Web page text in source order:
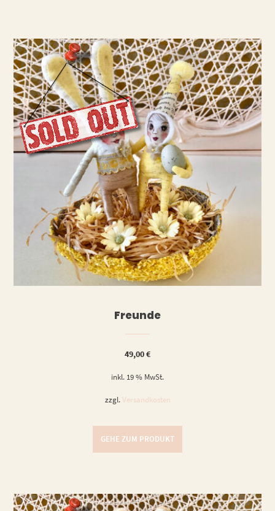
WEITERLESEN
Freunde
49,00€
inkl. 19 % MwSt.
zzgl. Versandkosten
GEHE ZUM PRODUKT